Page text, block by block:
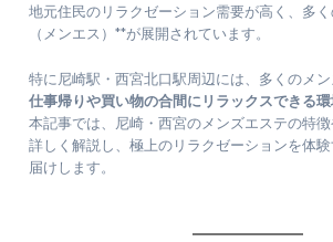
地元住民のリラクゼーション需要が高く、多
（メンエス）**が展開されています。
特に尼崎駅・西宮北口駅周辺には、多くのメン
仕事帰りや買い物の合間にリラックスできる
本記事では、尼崎・西宮のメンズエステの特
詳しく解説し、極上のリラクゼーションを体
届けします。